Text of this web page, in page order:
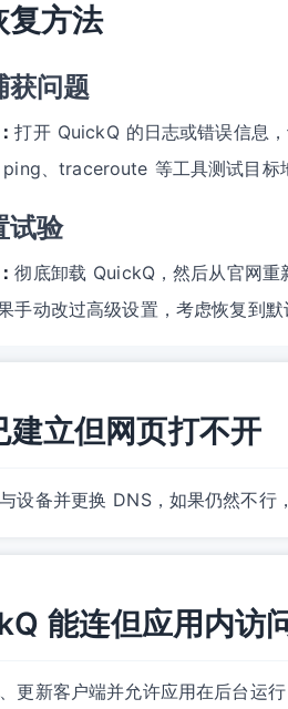
复方法
获问题
打开 QuickQ 的日志或错误信息
、traceroute 等工具测试目标
试验
彻底卸载 QuickQ，然后从官网重
手动改过高级设置，考虑恢复到
建立但网页打不开
设备并更换 DNS，如果仍然不行
能连但应用内访
更新客户端并允许应用在后台运行